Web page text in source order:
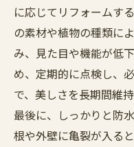
に応じてリフォームす
の素材や植物の種類に
み、見た目や機能が低
め、定期的に点検し、
で、美しさを長期間維
最後に、しっかりと防
根や外壁に亀裂が入る